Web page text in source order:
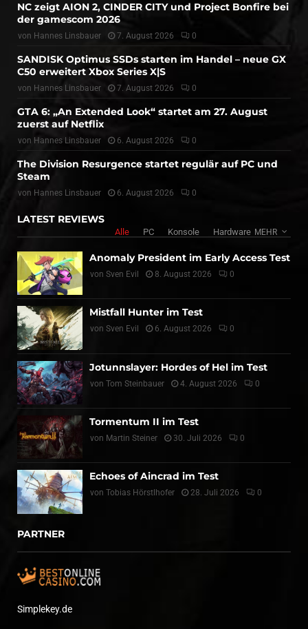
NC zeigt AION 2, CINDER CITY und Project Bonfire bei
der gamescom 2026
von Hannes Linsbauer 7. August 2026 0
SANDISK Optimus SSDs starten im Handel – neue GX
C50 erweitert Xbox Series X|S
von Hannes Linsbauer 7. August 2026 0
GTA 6: „An Extended Look“ startet am 27. August
zuerst auf Netflix
von Hannes Linsbauer 6. August 2026 0
The Division Resurgence startet regulär auf PC und
Steam
von Hannes Linsbauer 6. August 2026 0
LATEST REVIEWS
Alle PC Konsole Hardware MEHR
Anomaly President im Early Access Test
von Sven Evil 8. August 2026 0
Mistfall Hunter im Test
von Sven Evil 6. August 2026 0
Jotunnslayer: Hordes of Hel im Test
von Tom Steinbauer 4. August 2026 0
Tormentum II im Test
von Martin Steiner 30. Juli 2026 0
Echoes of Aincrad im Test
von Tobias Hörstlhofer 28. Juli 2026 0
PARTNER
Simplekey.de